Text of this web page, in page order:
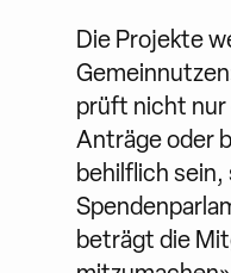
Die Projekte
prüft nicht nur
Anträge oder
behilflich
beträgt die